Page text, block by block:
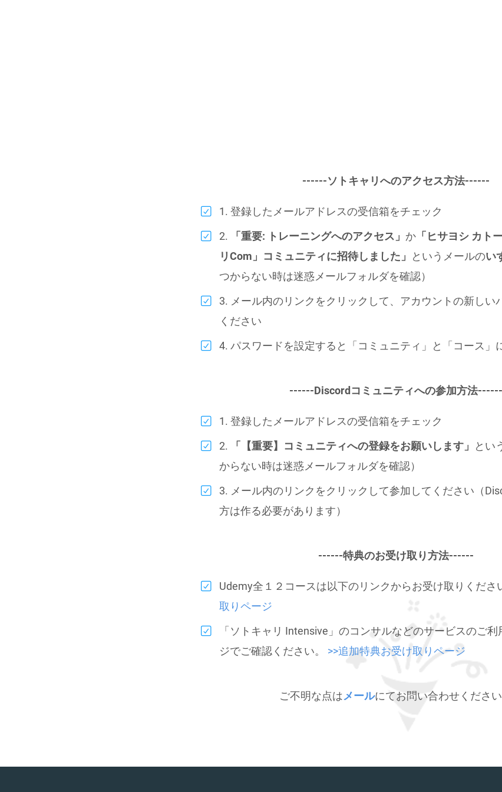
------ソトキャリへのアクセス方法------
1. 登録したメールアドレスの受信箱をチェック
2.
「重要: トレーニングへのアクセス」 か 「ヒサヨシ カト
リCom」コミュニティに招待しました」
というメールのい
つからない時は迷惑メールフォルダを確認）
3. メール内のリンクをクリックして、アカウントの新しい
ください
4. パスワードを設定すると「コミュニティ」と「コース」
------Discordコミュニティへの参加方法------
1. 登録したメールアドレスの受信箱をチェック
2.
「【重要】コミュニティへの登録をお願いします」
とい
からない時は迷惑メールフォルダを確認）
3. メール内のリンクをクリックして参加してください（
方は作る必要があります）
------特典のお受け取り方法------
Udemy全１２コースは以下のリンクからお受け取りくださ
取りページ
「ソトキャリ Intensive」のコンサルなどのサービスのご
ジでご確認ください。 >>追加特典お受け取りページ
ご不明な点はメールにてお問い合わせください